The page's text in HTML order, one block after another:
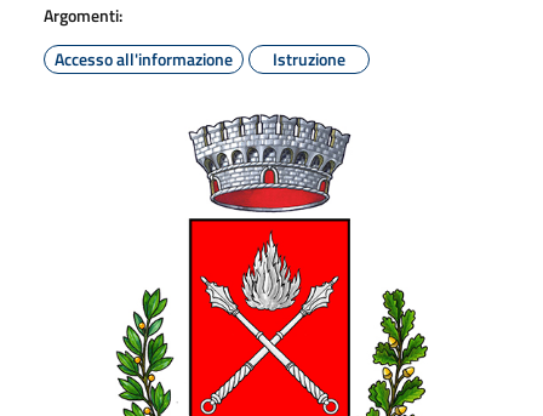
Argomenti:
Accesso all'informazione
Istruzione